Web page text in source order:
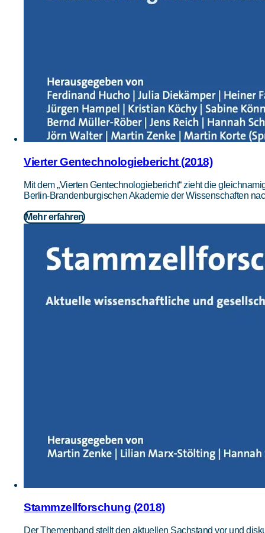
Vierter Gentechnologiebericht (2018)
Mit dem „Vierten Gentechnologiebericht“ zieht die
Berlin-Brandenburgischen Akademie der Wissenschaften
Mehr erfahren
Stammzellforschung (2018)
Der Themenband stellt den aktuellen Sachstand vor und